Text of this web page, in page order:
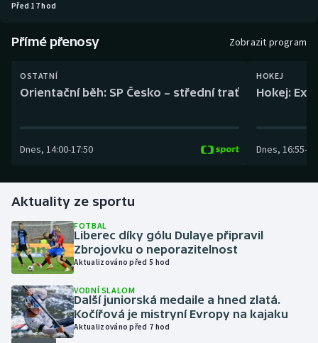
Curling
Dostihy
Futsal
Golf
Gymnastika
Házená
Jezdectví
Judo
Před 17 hod
Přímé přenosy Zobrazit program
OSTATNÍ
Orientační běh: SP Česko – střední trať
Dnes, 14:00-17:50
HOKEJ
Hokej:
Dnes, 16:55-
Aktuality ze sportu
FOTBAL
Liberec díky gólu Dulaye připravil
Zbrojovku o neporazitelnost
Aktualizováno před 5 hod
VODNÍ SLALOM
Další juniorská medaile a hned zlatá.
Kočířová je mistryní Evropy na kajaku
Aktualizováno před 7 hod